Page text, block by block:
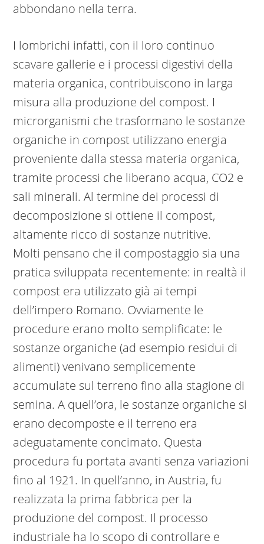
abbondano nella terra.
I lombrichi infatti, con il loro continuo
scavare gallerie e i processi digestivi della
materia organica, contribuiscono in larga
misura alla produzione del compost. I
microrganismi che trasformano le sostanze
organiche in compost utilizzano energia
proveniente dalla stessa materia organica,
tramite processi che liberano acqua, CO2 e
sali minerali. Al termine dei processi di
decomposizione si ottiene il compost,
altamente ricco di sostanze nutritive.
Molti pensano che il compostaggio sia una
pratica sviluppata recentemente: in realtà il
compost era utilizzato già ai tempi
dell’impero Romano. Ovviamente le
procedure erano molto semplificate: le
sostanze organiche (ad esempio residui di
alimenti) venivano semplicemente
accumulate sul terreno fino alla stagione di
semina. A quell’ora, le sostanze organiche si
erano decomposte e il terreno era
adeguatamente concimato. Questa
procedura fu portata avanti senza variazioni
fino al 1921. In quell’anno, in Austria, fu
realizzata la prima fabbrica per la
produzione del compost. Il processo
industriale ha lo scopo di controllare e